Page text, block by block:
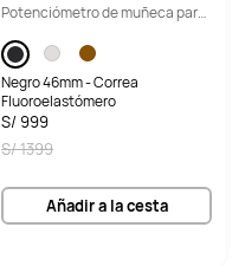
Potenciómetro de muñeca para
días
Negro 46mm - Correa
Fluoroelastómero
S/ 999
S/ 1399
Añadir a la cesta